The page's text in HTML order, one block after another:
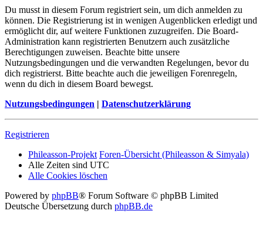
Du musst in diesem Forum registriert sein, um dich anmelden zu
können. Die Registrierung ist in wenigen Augenblicken erledigt und
ermöglicht dir, auf weitere Funktionen zuzugreifen. Die Board-
Administration kann registrierten Benutzern auch zusätzliche
Berechtigungen zuweisen. Beachte bitte unsere
Nutzungsbedingungen und die verwandten Regelungen, bevor du
dich registrierst. Bitte beachte auch die jeweiligen Forenregeln,
wenn du dich in diesem Board bewegst.
Nutzungsbedingungen | Datenschutzerklärung
Registrieren
Phileasson-Projekt Foren-Übersicht (Phileasson & Simyala)
Alle Zeiten sind UTC
Alle Cookies löschen
Powered by phpBB® Forum Software © phpBB Limited
Deutsche Übersetzung durch phpBB.de